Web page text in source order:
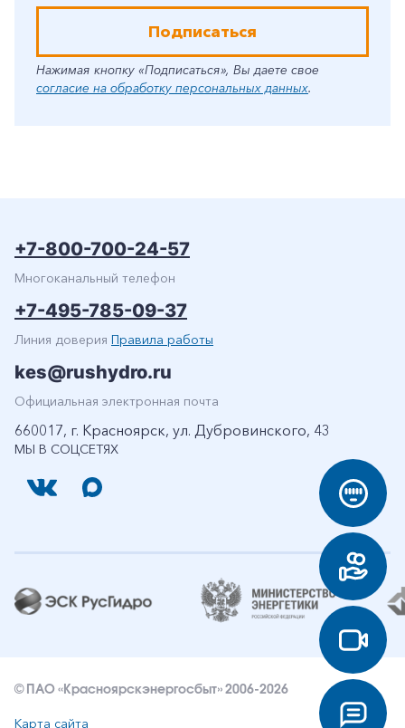
Подписаться
Нажимая кнопку «Подписаться», Вы даете свое
согласие на обработку персональных данных.
МЫ В СОЦСЕТЯХ
+7-800-700-24-57
Многоканальный телефон
+7-495-785-09-37
Линия доверия Правила работы
kes@rushydro.ru
Официальная электронная почта
660017, г. Красноярск, ул. Дубровинского, 43
© ПАО «Красноярскэнергосбыт» 2006-2026
Карта сайта